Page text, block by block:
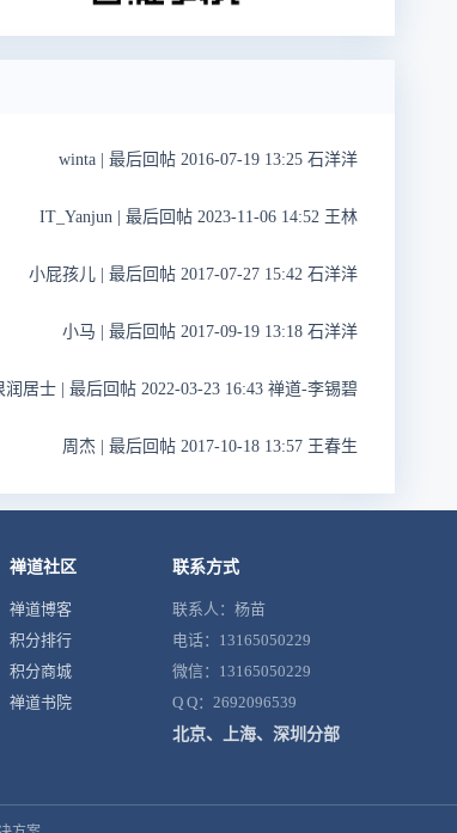
winta | 最后回帖 2016-07-19 13:25 石洋洋
IT_Yanjun | 最后回帖 2023-11-06 14:52 王林
小屁孩儿 | 最后回帖 2017-07-27 15:42 石洋洋
小马 | 最后回帖 2017-09-19 13:18 石洋洋
润居士 | 最后回帖 2022-03-23 16:43 禅道-李锡碧
周杰 | 最后回帖 2017-10-18 13:57 王春生
禅道社区
禅道博客
积分排行
积分商城
禅道书院
联系方式
联系人：杨苗
电话：13165050229
微信：13165050229
Q Q：2692096539
北京、上海、深圳分部